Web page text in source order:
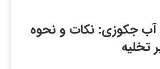
جکوزی: نکات و نحوه
تخلیه